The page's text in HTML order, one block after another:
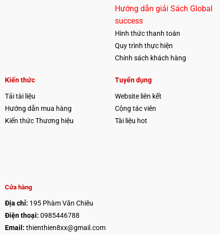
Hướng dẫn giải Sách Global
success
Hình thức thanh toán
Quy trình thực hiện
Chính sách khách hàng
Kiến thức
Tải tài liệu
Hướng dẫn mua hàng
Kiến thức Thương hiệu
Tuyển dụng
Website liên kết
Cộng tác viên
Tài liệu hot
Cửa hàng
Địa chỉ: 195 Phàm Văn Chiêu
Điện thoại: 0985446788
Email: thienthien8xx@gmail.com